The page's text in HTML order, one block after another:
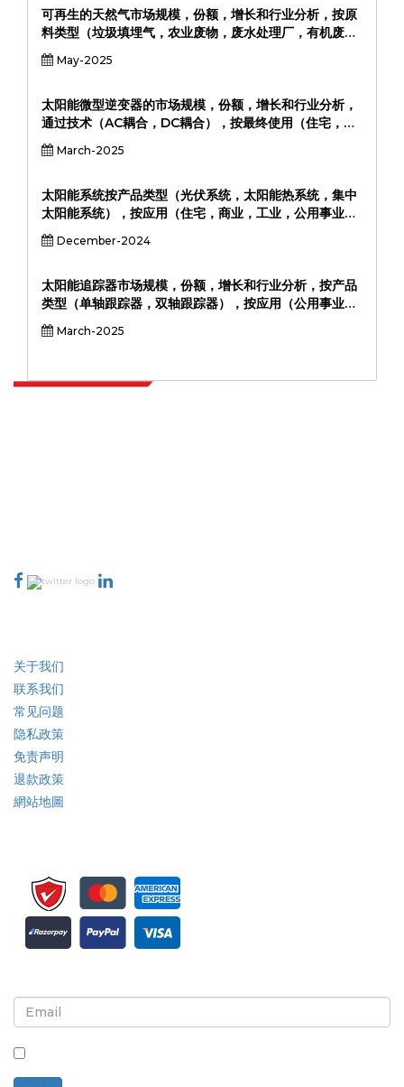
可再生的天然气市场规模，份额，增长和行业分析，按原
料类型（垃圾填埋气，农业废物，废水处理厂，有机废
物，其他），通过最终使用（住宅，商业，工业，运输，
其他）和区域分析，2024-2031
May-2025
太阳能微型逆变器的市场规模，份额，增长和行业分析，
通过技术（AC耦合，DC耦合），按最终使用（住宅，商
业，工业），由组件（硬件，软件）和区域分析，2024-
2031
March-2025
太阳能系统按产品类型（光伏系统，太阳能热系统，集中
太阳能系统），按应用（住宅，商业，工业，公用事业）
和区域分析，2024-2031
December-2024
太阳能追踪器市场规模，份额，增长和行业分析，按产品
类型（单轴跟踪器，双轴跟踪器），按应用（公用事业规
模，商业，住宅，住宅）按最终用户（住宅，商业，工
业，公用事业）和区域分析，2024-2031
March-2025
关于我们
联系我们
常见问题
隐私政策
免责声明
退款政策
網站地圖